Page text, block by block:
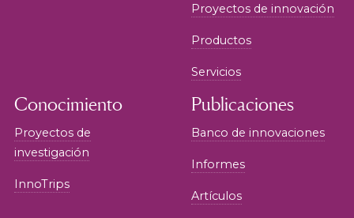
Proyectos de innovación
Productos
Servicios
Conocimiento
Proyectos de
investigación
InnoTrips
Publicaciones
Banco de innovaciones
Informes
Artículos